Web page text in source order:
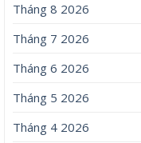
Tháng 8 2026
Tháng 7 2026
Tháng 6 2026
Tháng 5 2026
Tháng 4 2026